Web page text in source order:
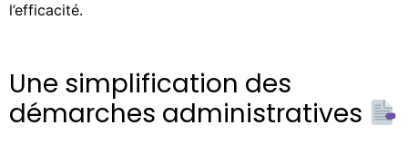
l’efficacité.
Une simplification des
démarches administratives